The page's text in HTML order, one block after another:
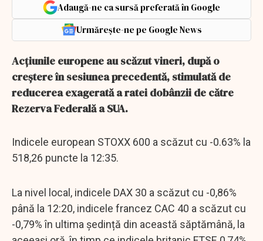
Adaugă-ne ca sursă preferată în Google
Urmărește-ne pe Google News
Acțiunile europene au scăzut vineri, după o
creștere în sesiunea precedentă, stimulată de
reducerea exagerată a ratei dobânzii de către
Rezerva Federală a SUA.
Indicele european STOXX 600 a scăzut cu -0.63% la
518,26 puncte la 12:35.
La nivel local, indicele DAX 30 a scăzut cu -0,86%
până la 12:20, indicele francez CAC 40 a scăzut cu
-0,79% în ultima ședință din această săptămână, la